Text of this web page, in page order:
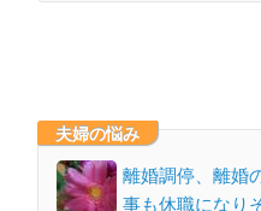
夫婦の悩み
離婚調停、離婚
事も休職になり